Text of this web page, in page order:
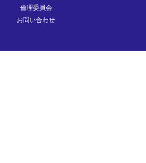
倫理委員会
お問い合わせ